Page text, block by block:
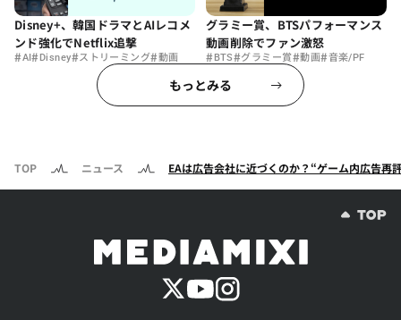
Disney+、韓国ドラマとAIレコメ
ンド強化でNetflix追撃
#AI# Disney#ストリーミング#動画
グラミー賞、BTSパフォーマンス
動画削除でファン激怒
# BTS#グラミー賞#動画#音楽/PF
もっとみる
TOP ニュース EAは広告会社に近づくのか？“ゲーム内広告再